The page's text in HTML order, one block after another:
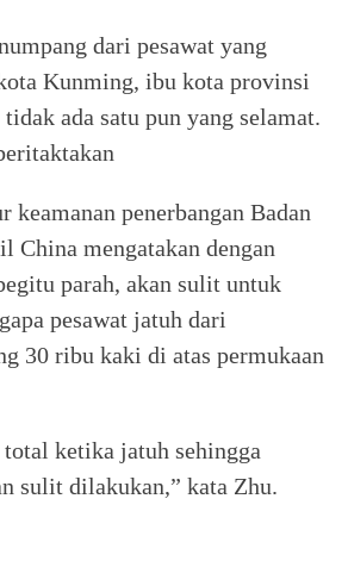
dari pesawat yang
Kunming, ibu kota provinsi
ada satu pun yang selamat.
keamanan penerbangan Badan
China mengatakan dengan
parah, akan sulit untuk
pesawat jatuh dari
30 ribu kaki di atas permukaan
total ketika jatuh sehingga
sulit dilakukan,” kata Zhu.